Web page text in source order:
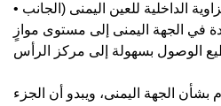
• الأورا الموجودة في الجهة اليمنى، في البداية حاولت الذهاب إلى منتصف الرأس مثل الجانب الأيسر، ولكن يبدو أن هناك عائقًا في الزاوية الداخلية للعين اليمنى (الجانب
في الجهة اليمنى إلى مستوى موازٍ
الجهة اليمنى، ويبدو أن الجزء